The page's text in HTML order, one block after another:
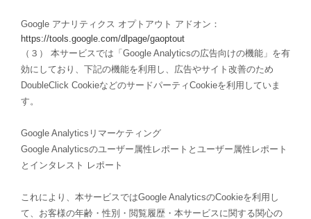
Google アナリティクス オプトアウト アドオン：
https://tools.google.com/dlpage/gaoptout
（３） 本サービスでは「Google Analyticsの広告向けの機能」を有
効にしており、下記の機能を利用し、広告やサイト改善のため
DoubleClick CookieなどのサードパーティCookieを利用していま
す。
Google Analyticsリマーケティング
Google Analyticsのユーザー属性レポートとユーザー属性レポート
とインタレスト レポート
これにより、本サービスではGoogle AnalyticsのCookieを利用し
て、お客様の年齢・性別・閲覧履歴・本サービスに関する関心の